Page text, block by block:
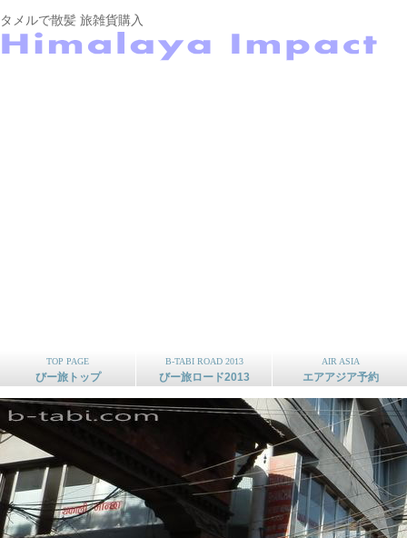
タメルで散髪 旅雑貨購入
TOP PAGE
びー旅トップ
B-TABI ROAD 2013
びー旅ロード2013
AIR ASIA
エアアジア予約